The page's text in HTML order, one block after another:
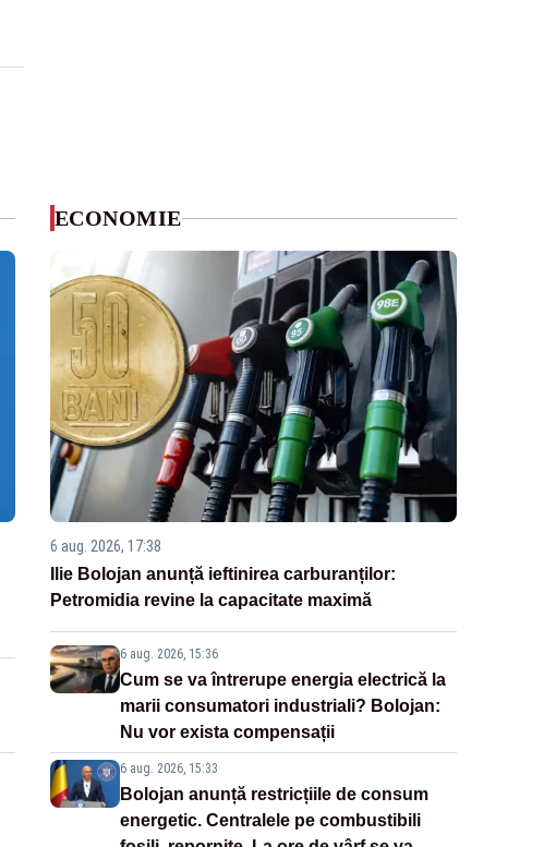
ECONOMIE
6 aug. 2026, 17:38
Ilie Bolojan anunță ieftinirea carburanților:
Petromidia revine la capacitate maximă
6 aug. 2026, 15:36
Cum se va întrerupe energia electrică la
marii consumatori industriali? Bolojan:
Nu vor exista compensații
6 aug. 2026, 15:33
Bolojan anunță restricțiile de consum
energetic. Centralele pe combustibili